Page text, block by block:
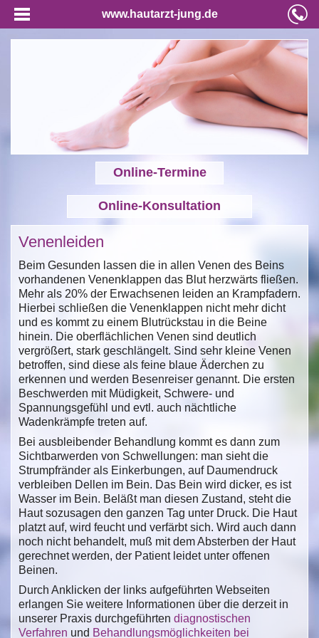
www.hautarzt-jung.de
Online-Termine
Online-Konsultation
Venenleiden
Beim Gesunden lassen die in allen Venen des Beins
vorhandenen Venenklappen das Blut herzwärts fließen.
Mehr als 20% der Erwachsenen leiden an Krampfadern.
Hierbei schließen die Venenklappen nicht mehr dicht
und es kommt zu einem Blutrückstau in die Beine
hinein. Die oberflächlichen Venen sind deutlich
vergrößert, stark geschlängelt. Sind sehr kleine Venen
betroffen, sind diese als feine blaue Äderchen zu
erkennen und werden Besenreiser genannt. Die ersten
Beschwerden mit Müdigkeit, Schwere- und
Spannungsgefühl und evtl. auch nächtliche
Wadenkrämpfe treten auf.
Bei ausbleibender Behandlung kommt es dann zum
Sichtbarwerden von Schwellungen: man sieht die
Strumpfränder als Einkerbungen, auf Daumendruck
verbleiben Dellen im Bein. Das Bein wird dicker, es ist
Wasser im Bein. Beläßt man diesen Zustand, steht die
Haut sozusagen den ganzen Tag unter Druck. Die Haut
platzt auf, wird feucht und verfärbt sich. Wird auch dann
noch nicht behandelt, muß mit dem Absterben der Haut
gerechnet werden, der Patient leidet unter offenen
Beinen.
Durch Anklicken der links aufgeführten Webseiten
erlangen Sie weitere Informationen über die derzeit in
unserer Praxis durchgeführten diagnostischen
Verfahren und Behandlungsmöglichkeiten bei